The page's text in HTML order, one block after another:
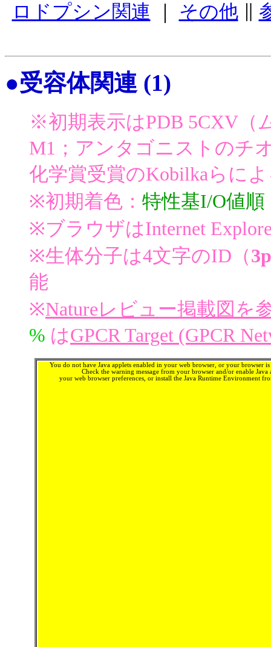
ロドプシン関連
その他∥
●受容体関連 (1)
※初期表示はPDB 5CXV（
M1；アンタゴニストのチ
化学賞受賞のKobilkaらに
※初期着色： 特性基I/O値順
※ブラウザはInternet
※生体分子は4文字のID（
能
※Natureレビュー掲載図を
% はGPCR Target (GPCR
You do not have Java applets enabled in your web browser, or your browser
Check the warning message from your browser and/or enable Java
your web browser preferences, or install the Java Runtime Environment